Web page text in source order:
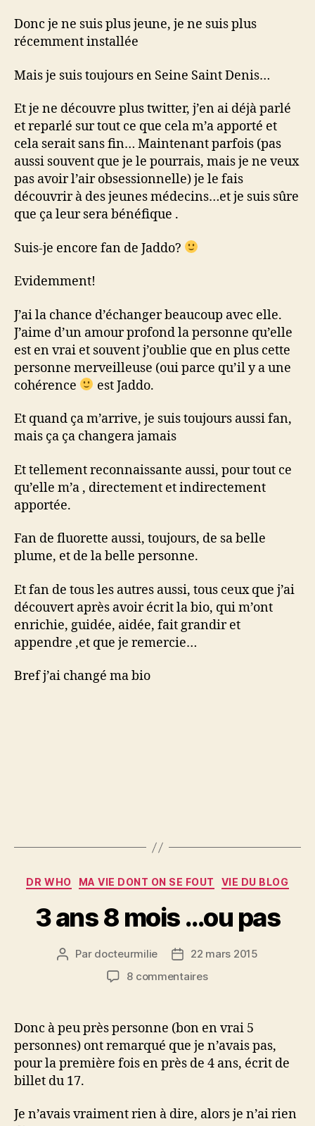
Donc je ne suis plus jeune, je ne suis plus
récemment installée
Mais je suis toujours en Seine Saint Denis…
Et je ne découvre plus twitter, j’en ai déjà parlé
et reparlé sur tout ce que cela m’a apporté et
cela serait sans fin… Maintenant parfois (pas
aussi souvent que je le pourrais, mais je ne veux
pas avoir l’air obsessionnelle) je le fais
découvrir à des jeunes médecins…et je suis sûre
que ça leur sera bénéfique .
Suis-je encore fan de Jaddo?
Evidemment!
J’ai la chance d’échanger beaucoup avec elle.
J’aime d’un amour profond la personne qu’elle
est en vrai et souvent j’oublie que en plus cette
personne merveilleuse (oui parce qu’il y a une
cohérence
est Jaddo.
Et quand ça m’arrive, je suis toujours aussi fan,
mais ça ça changera jamais
Et tellement reconnaissante aussi, pour tout ce
qu’elle m’a , directement et indirectement
apportée.
Fan de fluorette aussi, toujours, de sa belle
plume, et de la belle personne.
Et fan de tous les autres aussi, tous ceux que j’ai
découvert après avoir écrit la bio, qui m’ont
enrichie, guidée, aidée, fait grandir et
appendre ,et que je remercie…
Bref j’ai changé ma bio
Catégories
DR WHO MA VIE DONT ON SE FOUT VIE DU BLOG
3 ans 8 mois …ou pas
Auteur
Par docteurmilie
Date22 mars 2015
8 commentairessur
…
ou
Donc à peu près personne (bon en vrai 5
personnes) ont remarqué que je n’avais pas,
pour la première fois en près de 4 ans, écrit de
billet du 17.
Je n’avais vraiment rien à dire, alors je n’ai rien